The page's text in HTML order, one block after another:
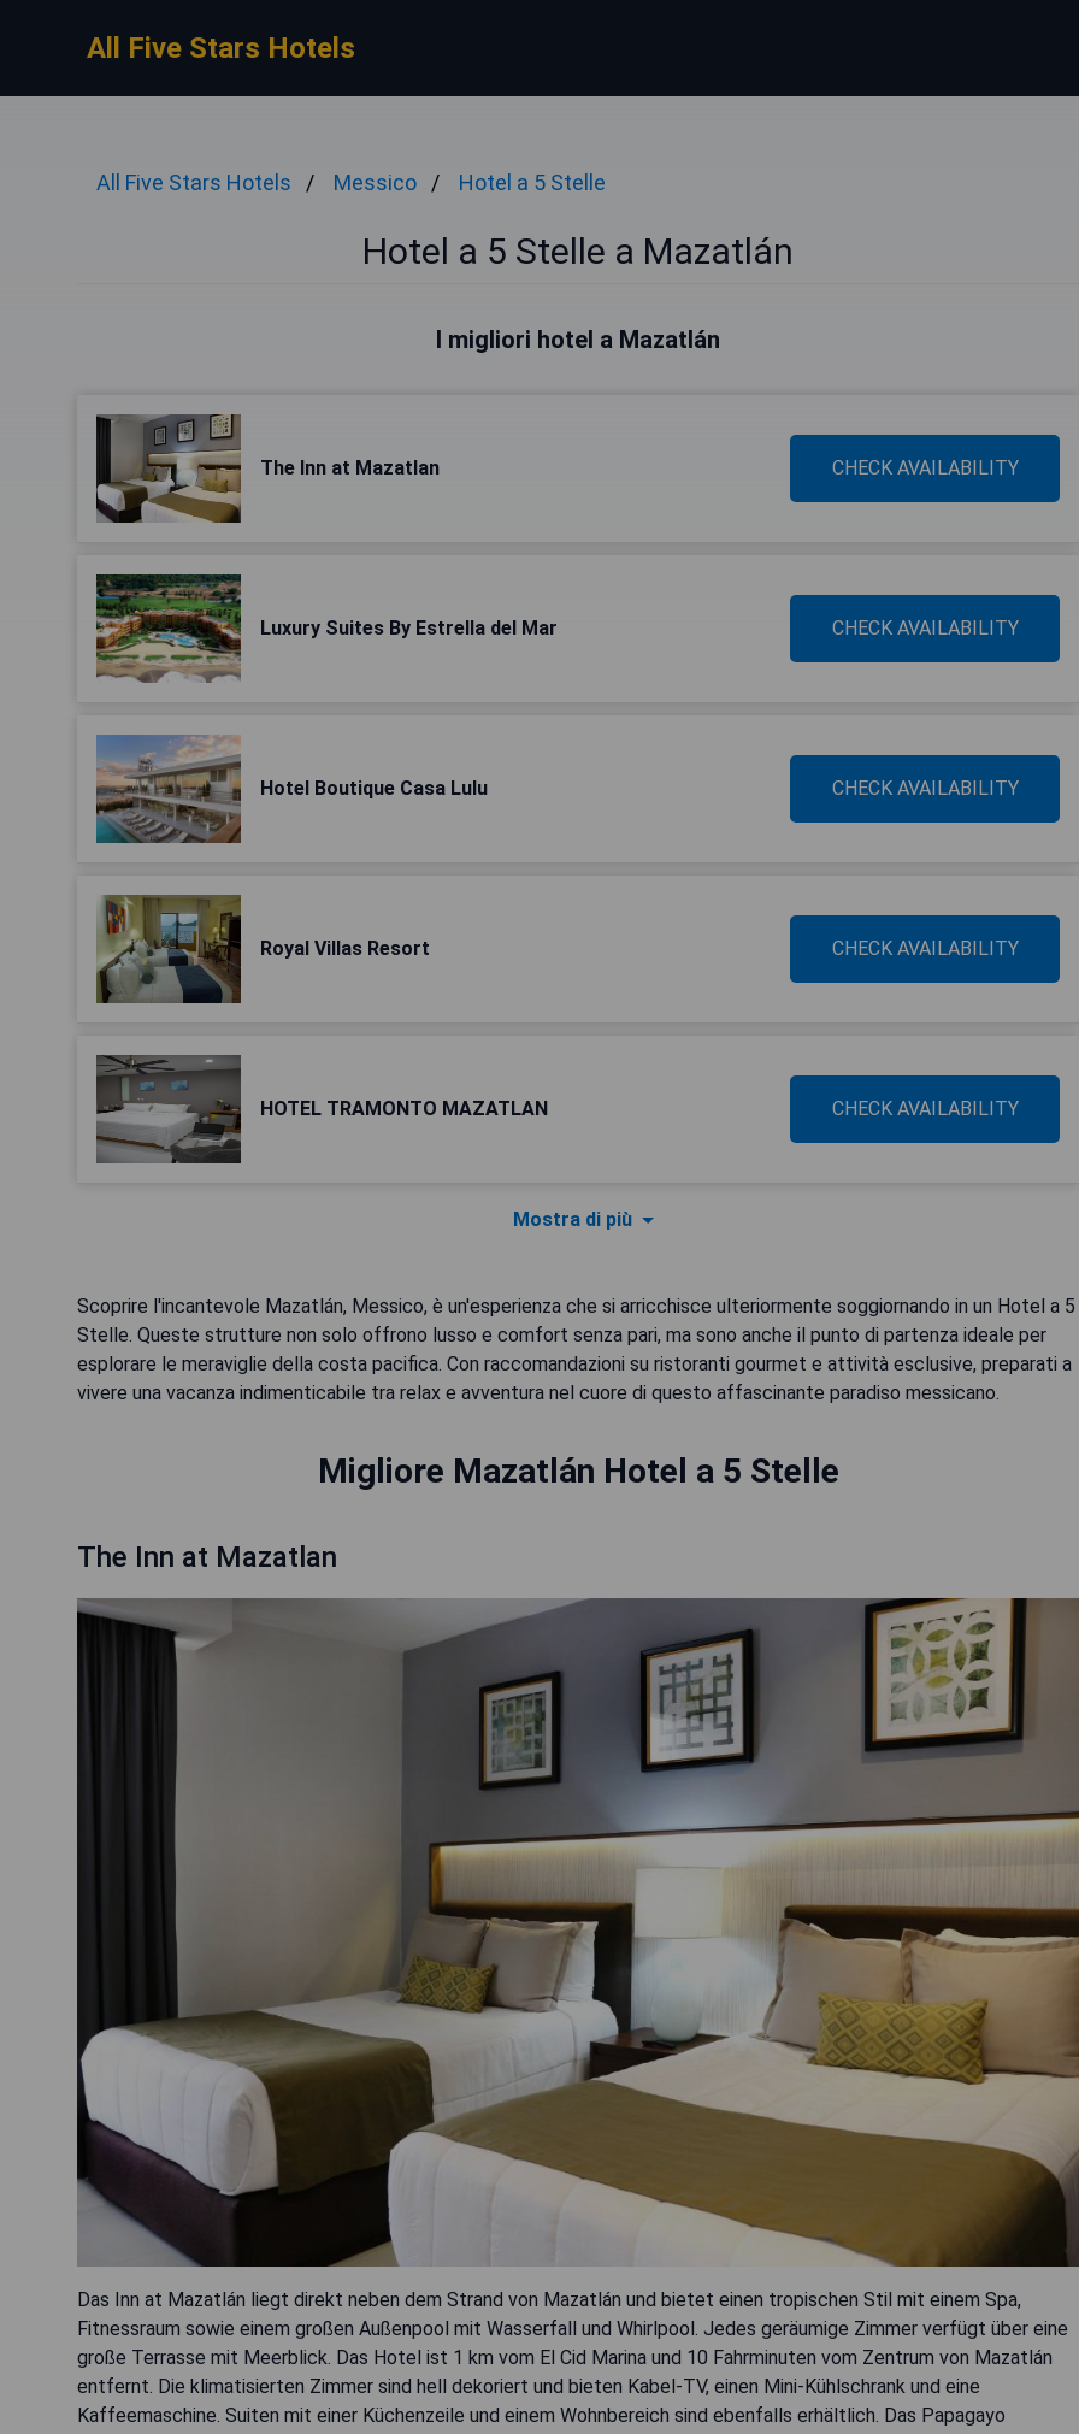
All Five Stars Hotels
All Five Stars Hotels Messico Hotel a 5 Stelle
Hotel a 5 Stelle a Mazatlán
I migliori hotel a Mazatlán
The Inn at Mazatlan CHECK AVAILABILITY
Luxury Suites By Estrella del Mar CHECK AVAILABILITY
Hotel Boutique Casa Lulu CHECK AVAILABILITY
Royal Villas Resort CHECK AVAILABILITY
HOTEL TRAMONTO MAZATLAN CHECK AVAILABILITY
Mostra di più
Scoprire l'incantevole Mazatlán, Messico, è un'esperienza che si arricchisce ulteriormente soggiornando in un Hotel a 5
Stelle. Queste strutture non solo offrono lusso e comfort senza pari, ma sono anche il punto di partenza ideale per
esplorare le meraviglie della costa pacifica. Con raccomandazioni su ristoranti gourmet e attività esclusive, preparati a
vivere una vacanza indimenticabile tra relax e avventura nel cuore di questo affascinante paradiso messicano.
Migliore Mazatlán Hotel a 5 Stelle
The Inn at Mazatlan
Das Inn at Mazatlán liegt direkt neben dem Strand von Mazatlán und bietet einen tropischen Stil mit einem Spa,
Fitnessraum sowie einem großen Außenpool mit Wasserfall und Whirlpool. Jedes geräumige Zimmer verfügt über eine
große Terrasse mit Meerblick. Das Hotel ist 1 km vom El Cid Marina und 10 Fahrminuten vom Zentrum von Mazatlán
entfernt. Die klimatisierten Zimmer sind hell dekoriert und bieten Kabel-TV, einen Mini-Kühlschrank und eine
Kaffeemaschine. Suiten mit einer Küchenzeile und einem Wohnbereich sind ebenfalls erhältlich. Das Papagayo